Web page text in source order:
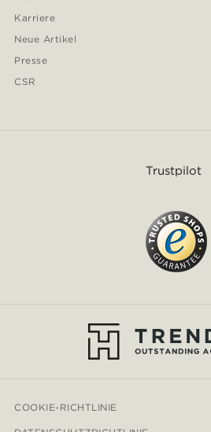
Karriere
Neue Artikel
Presse
CSR
Trustpilot
COOKIE-RICHTLINIE